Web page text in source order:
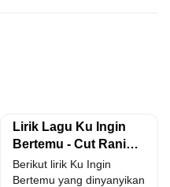
Lirik Lagu Ku Ingin
Bertemu - Cut Rani
Auliza
Berikut lirik Ku Ingin
Bertemu yang dinyanyikan